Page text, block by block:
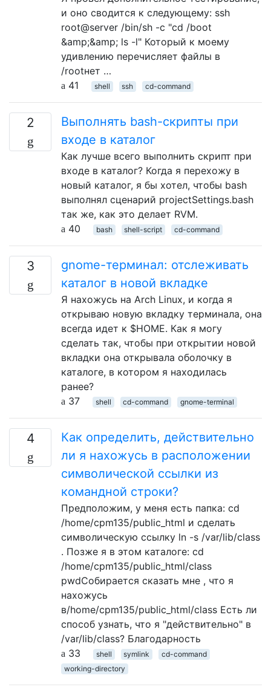
и оно сводится к следующему: ssh
root@server /bin/sh -c "cd /boot
&amp;&amp; ls -l" Который к моему
удивлению перечисляет файлы в
/rootнет …
41
shell ssh cd-command
2
Выполнять bash-скрипты при
входе в каталог
Как лучше всего выполнить скрипт при
входе в каталог? Когда я перехожу в
новый каталог, я бы хотел, чтобы bash
выполнял сценарий projectSettings.bash
так же, как это делает RVM.
40
bash shell-script cd-command
3
gnome-терминал: отслеживать
каталог в новой вкладке
Я нахожусь на Arch Linux, и когда я
открываю новую вкладку терминала, она
всегда идет к $HOME. Как я могу
сделать так, чтобы при открытии новой
вкладки она открывала оболочку в
каталоге, в котором я находилась
ранее?
37
shell cd-command gnome-terminal
4
Как определить, действительно
ли я нахожусь в расположении
символической ссылки из
командной строки?
Предположим, у меня есть папка: cd
/home/cpm135/public_html и сделать
символическую ссылку ln -s /var/lib/class
. Позже я в этом каталоге: cd
/home/cpm135/public_html/class
pwdСобирается сказать мне , что я
нахожусь
в/home/cpm135/public_html/class Есть ли
способ узнать, что я "действительно" в
/var/lib/class? Благодарность
33
shell symlink
cd-command
working-directory